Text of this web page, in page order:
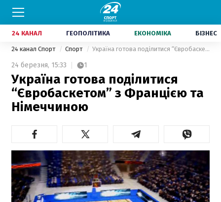
24 КАНАЛ ГЕОПОЛІТИКА ЕКОНОМІКА БІЗНЕС
24 канал Спорт Спорт Україна готова поділитися “Євробаскетом” з Францією та Німеччиною
24 березня, 15:33 1
Україна готова поділитися
“Євробаскетом” з Францією та
Німеччиною